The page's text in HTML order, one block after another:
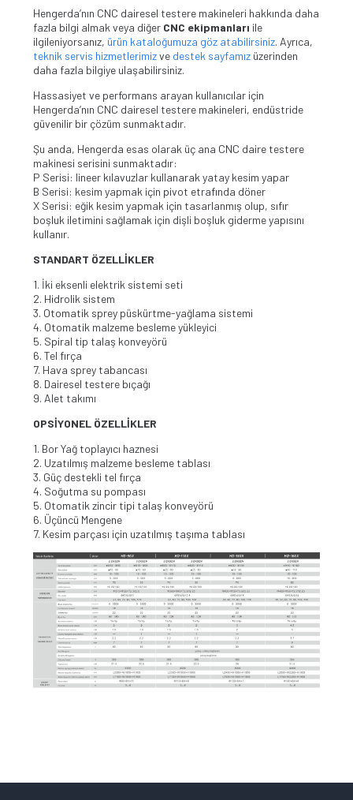
Hengerda’nın CNC dairesel testere makineleri hakkında daha
fazla bilgi almak veya diğer CNC ekipmanları ile
ilgileniyorsanız, ürün kataloğumuza göz atabilirsiniz. Ayrıca,
teknik servis hizmetlerimizve destek sayfamız üzerinden
daha fazla bilgiye ulaşabilirsiniz.
Hassasiyet ve performans arayan kullanıcılar için
Hengerda’nın CNC dairesel testere makineleri, endüstride
güvenilir bir çözüm sunmaktadır.
Şu anda, Hengerda esas olarak üç ana CNC daire testere
makinesi serisini sunmaktadır:
P Serisi: lineer kılavuzlar kullanarak yatay kesim yapar
B Serisi: kesim yapmak için pivot etrafında döner
X Serisi: eğik kesim yapmak için tasarlanmış olup, sıfır
boşluk iletimini sağlamak için dişli boşluk giderme yapısını
kullanır.
STANDART ÖZELLİKLER
1. İki eksenli elektrik sistemi seti
2. Hidrolik sistem
3. Otomatik sprey püskürtme-yağlama sistemi
4. Otomatik malzeme besleme yükleyici
5. Spiral tip talaş konveyörü
6. Tel fırça
7. Hava sprey tabancası
8. Dairesel testere bıçağı
9. Alet takımı
OPSİYONEL ÖZELLİKLER
1. Bor Yağ toplayıcı haznesi
2. Uzatılmış malzeme besleme tablası
3. Güç destekli tel fırça
4. Soğutma su pompası
5. Otomatik zincir tipi talaş konveyörü
6. Üçüncü Mengene
7. Kesim parçası için uzatılmış taşıma tablası